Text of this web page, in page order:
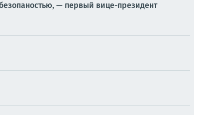
— первый вице-президент